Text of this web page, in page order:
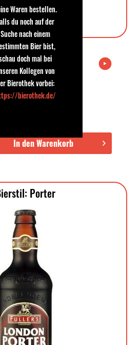
€ | (11,24 € * / 1 Liter)
In den Warenkorb
Porter
Waren bestellen.
du noch auf der
Suche nach einem
Bier bist,
doch mal bei
Kollegen von
Bierothek vorbei:
bierothek.de/